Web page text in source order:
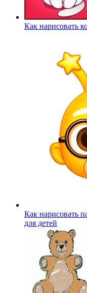
Как нарисовать
Как нарисовать
для детей